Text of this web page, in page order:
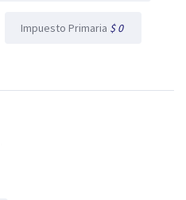
Impuesto Primaria $ 0